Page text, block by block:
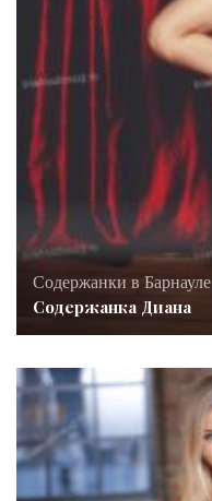
Содержанки в Барнауле
Содержанка Диана